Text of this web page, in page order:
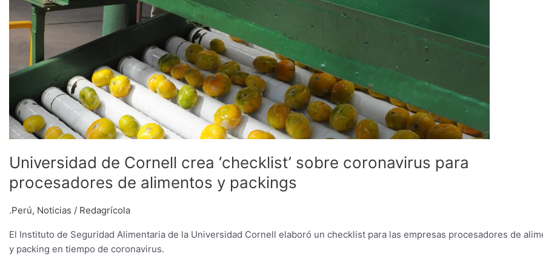
Universidad de Cornell crea ‘checklist’ sobre coronavirus para
procesadores de alimentos y packings
.Perú, Noticias / Redagrícola
El Instituto de Seguridad Alimentaria de la Universidad Cornell elaboró un checklist para las empresas procesadores de
y packing en tiempo de coronavirus.